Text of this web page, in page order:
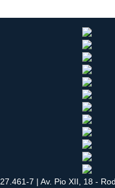
7 | Av. Pio XII, 18 -